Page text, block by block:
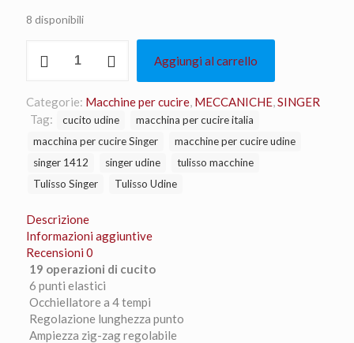
era:
209,00 €.
è:
145,00 €.
8 disponibili
1412
Aggiungi al carrello
Categorie: Macchine per cucire, MECCANICHE,SINGER
Tag:
cucito udine
macchina per cucire italia
macchina per cucire Singer
macchine per cucire udine
singer 1412
singer udine
tulisso macchine
Tulisso Singer
Tulisso Udine
Descrizione
Informazioni aggiuntive
Recensioni 0
19 operazioni di cucito
6 punti elastici
Occhiellatore a 4 tempi
Regolazione lunghezza punto
Ampiezza zig-zag regolabile